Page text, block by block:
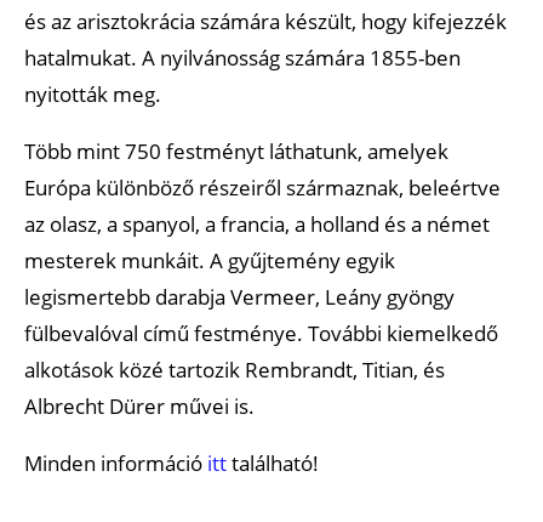
és az arisztokrácia számára készült, hogy kifejezzék
hatalmukat. A nyilvánosság számára 1855-ben
nyitották meg.
Több mint 750 festményt láthatunk, amelyek
Európa különböző részeiről származnak, beleértve
az olasz, a spanyol, a francia, a holland és a német
mesterek munkáit. A gyűjtemény egyik
legismertebb darabja Vermeer, Leány gyöngy
fülbevalóval című festménye. További kiemelkedő
alkotások közé tartozik Rembrandt, Titian, és
Albrecht Dürer művei is.
Minden információ itttalálható!